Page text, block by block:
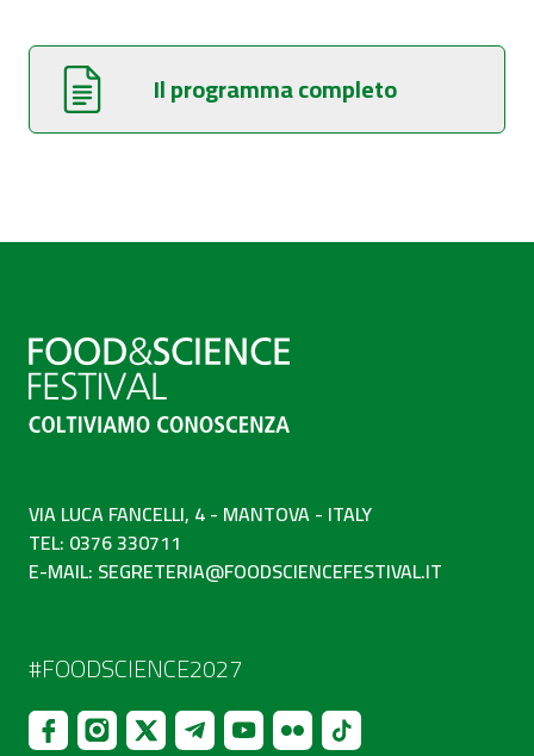
Il programma completo
VIA LUCA FANCELLI, 4 - MANTOVA - ITALY
TEL: 0376 330711
E-MAIL: SEGRETERIA@FOODSCIENCEFESTIVAL.IT
#FOODSCIENCE2027